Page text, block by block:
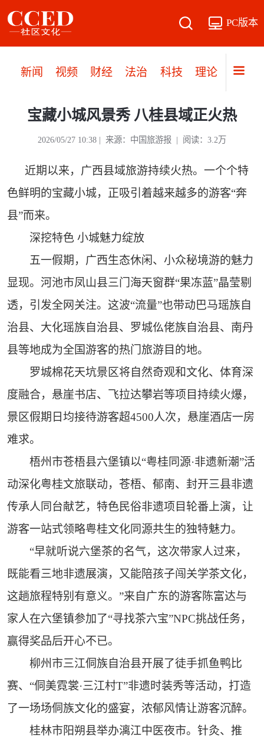
PC版本
新闻 视频 财经 法治 科技 理论 党建
宝藏小城风景秀 八桂县域正火热
2026/05/27 10:38 | 来源：中国旅游报 | 阅读：3.2万
近期以来，广西县域旅游持续火热。一个个特
色鲜明的宝藏小城，正吸引着越来越多的游客“奔
县”而来。
深挖特色 小城魅力绽放
五一假期，广西生态休闲、小众秘境游的魅力
显现。河池市凤山县三门海天窗群“果冻蓝”晶莹剔
透，引发全网关注。这波“流量”也带动巴马瑶族自
治县、大化瑶族自治县、罗城仫佬族自治县、南丹
县等地成为全国游客的热门旅游目的地。
罗城棉花天坑景区将自然奇观和文化、体育深
度融合，悬崖书店、飞拉达攀岩等项目持续火爆，
景区假期日均接待游客超4500人次，悬崖酒店一房
难求。
梧州市苍梧县六堡镇以“粤桂同源·非遗新潮”活
动深化粤桂文旅联动，苍梧、郁南、封开三县非遗
传承人同台献艺，特色民俗非遗项目轮番上演，让
游客一站式领略粤桂文化同源共生的独特魅力。
“早就听说六堡茶的名气，这次带家人过来，
既能看三地非遗展演，又能陪孩子闯关学茶文化，
这趟旅程特别有意义。”来自广东的游客陈富达与
家人在六堡镇参加了“寻找茶六宝”NPC挑战任务，
赢得奖品后开心不已。
柳州市三江侗族自治县开展了徒手抓鱼鸭比
赛、“侗美霓裳·三江村T”非遗时装秀等活动，打造
了一场场侗族文化的盛宴，浓郁风情让游客沉醉。
桂林市阳朔县举办漓江中医夜市。针灸、推